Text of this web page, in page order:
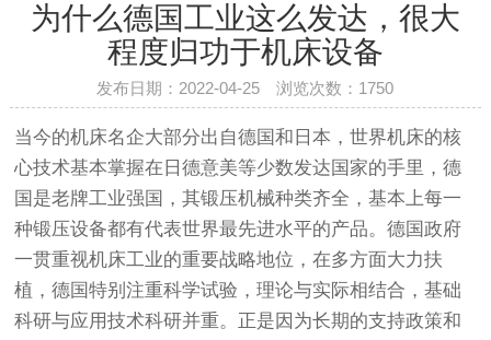
为什么德国工业这么发达，很大
程度归功于机床设备
发布日期：2022-04-25 浏览次数： 1750
当今的机床名企大部分出自德国和日本，世界机床的核
心技术基本掌握在日德意美等少数发达国家的手里，德
国是老牌工业强国，其锻压机械种类齐全，基本上每一
种锻压设备都有代表世界最先进水平的产品。德国政府
一贯重视机床工业的重要战略地位，在多方面大力扶
植，德国特别注重科学试验，理论与实际相结合，基础
科研与应用技术科研并重。正是因为长期的支持政策和